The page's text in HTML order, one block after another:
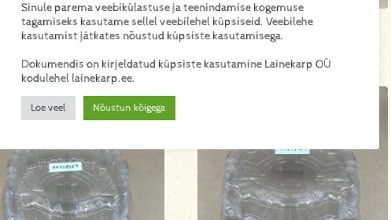
Tordikarp T9 Ø230 h110/100
Lainekarp 2 sangaga orhidee
230x230x100
Sinule parema veebikülastuse ja teenindamise kogemuse
tagamiseks kasutame sellel veebilehel küpsiseid. Veebilehe
kasutamist jätkates nõustud küpsiste kasutamisega.
Dokumendis on kirjeldatud küpsiste kasutamine Lainekarp OÜ
kodulehel lainekarp.ee.
Loe veel Nõustun kõigega